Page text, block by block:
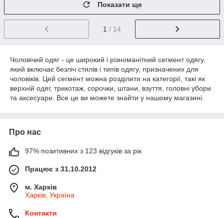
Показати ще
1 / 14
Чоловічий одяг - це широкий і різноманітний сегмент одягу,
який включає безліч стилів і типів одягу, призначених для
чоловіків. Цей сегмент можна розділити на категорії, такі як
верхній одяг, трикотаж, сорочки, штани, взуття, головні убори
та аксесуари. Все це ви можете знайти у нашому магазині.
Про нас
97% позитивних з 123 відгуків за рік
Працює з 31.10.2012
м. Харків
Харків, Україна
Контакти